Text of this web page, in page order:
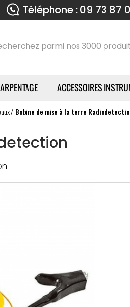
Téléphone : 09 73 87
ACCESSOIRES
Bobine de mise à la terre